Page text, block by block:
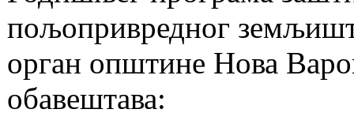
пољопривредног
орган општине Нова
обавештава: